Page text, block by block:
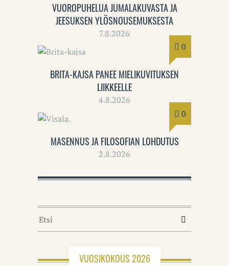
VUOROPUHELUA JUMALAKUVASTA JA
JEESUKSEN YLÖSNOUSEMUKSESTA
7.8.2026
0
BRITA-KAJSA PANEE MIELIKUVITUKSEN
LIIKKEELLE
4.8.2026
0
MASENNUS JA FILOSOFIAN LOHDUTUS
2.8.2026
VUOSIKOKOUS 2026